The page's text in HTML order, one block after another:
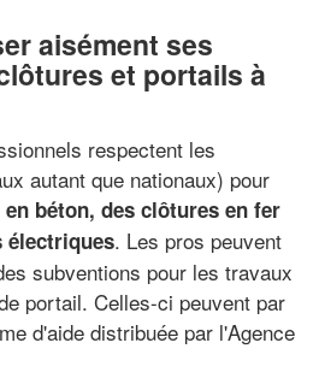
aisément ses
et portails à
respectent les
autant que nationaux) pour
béton, des clôtures en fer
électriques. Les pros peuvent
subventions pour les travaux
portail. Celles-ci peuvent par
d'aide distribuée par l'Agence